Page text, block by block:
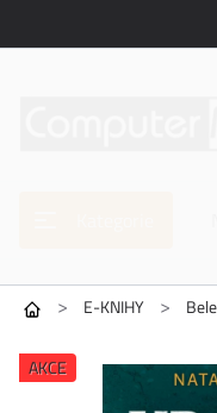
> E-KNIHY >
AKCE